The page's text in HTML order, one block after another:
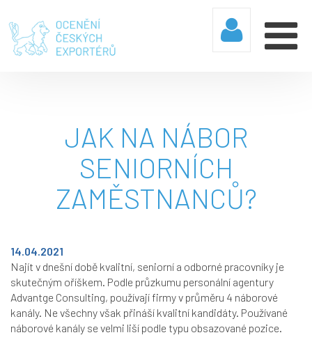
JAK NA NÁBOR
SENIORNÍCH
ZAMĚSTNANCŮ?
14.04.2021
Najít v dnešní době kvalitní, seniorní a odborné pracovníky je
skutečným oříškem. Podle průzkumu personální agentury
Advantge Consulting, používají firmy v průměru 4 náborové
kanály. Ne všechny však přináší kvalitní kandidáty. Používané
náborové kanály se velmi liší podle typu obsazované pozice.